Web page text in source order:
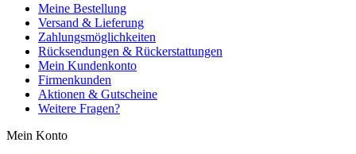
Meine Bestellung
Versand & Lieferung
Zahlungsmöglichkeiten
Rücksendungen & Rückerstattungen
Mein Kundenkonto
Firmenkunden
Aktionen & Gutscheine
Weitere Fragen?
Mein Konto